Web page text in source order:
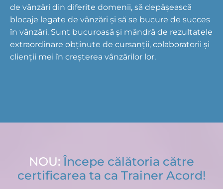
de vânzări din diferite domenii, să depășească
blocaje legate de vânzări și să se bucure de succes
în vânzări. Sunt bucuroasă și mândră de rezultatele
extraordinare obținute de cursanții, colaboratorii și
clienții mei în creșterea vânzărilor lor.
NOU: Începe călătoria către
certificarea ta ca Trainer Acord!